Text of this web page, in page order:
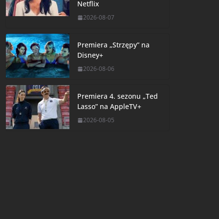
Netflix
2026-08-07
Premiera „Strzępy” na
Disney+
2026-08-06
Premiera 4. sezonu „Ted
Lasso” na AppleTV+
2026-08-05